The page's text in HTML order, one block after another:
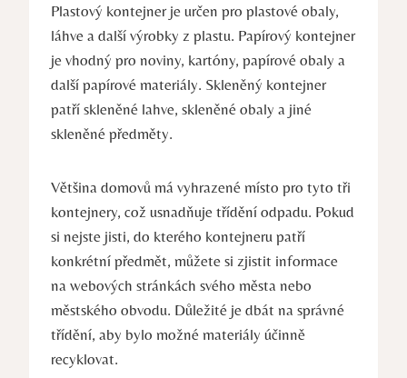
Plastový kontejner je určen pro plastové obaly,
láhve a další výrobky z plastu. Papírový kontejner
je vhodný pro noviny, kartóny, papírové obaly a
další papírové materiály. Skleněný kontejner
patří skleněné lahve, skleněné obaly a jiné
skleněné předměty.
Většina domovů má vyhrazené místo pro tyto tři
kontejnery, což usnadňuje třídění odpadu. Pokud
si nejste jisti, do kterého kontejneru patří
konkrétní předmět, můžete si zjistit informace
na webových stránkách svého města nebo
městského obvodu. Důležité je dbát na správné
třídění, aby bylo možné materiály účinně
recyklovat.